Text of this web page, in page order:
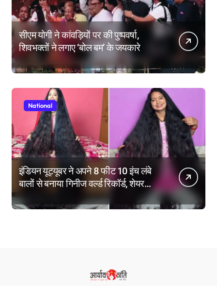
सीएम योगी ने कांवड़ियों पर की पुष्पवर्षा,
शिवभक्तों ने लगाए ‘बोल बम’ के जयकारे
National
इंडियन यूट्यूबर ने अपने 8 फीट 10 इंच लंबे
बालों से बनाया गिनीज वर्ल्ड रिकॉर्ड, शेयर
किए हेयर केयर टिप्स